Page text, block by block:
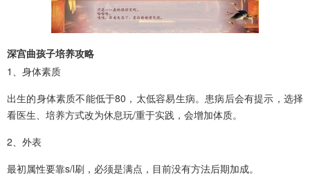
深宫曲孩子培养攻略
1、身体素质
出生的身体素质不能低于80，太低容易生病。患病后会有提示，选择
看医生、培养方式改为休息玩/重于实践，会增加体质。
2、外表
最初属性要靠s/l刷，必须是满点，目前没有方法后期加成。